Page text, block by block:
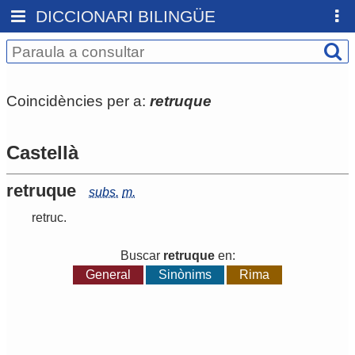
DICCIONARI BILINGÜE
Coincidències per a: retruque
Castellà
retruque subs. m.
retruc.
Buscar retruqueen:
General
Sinònims Rima